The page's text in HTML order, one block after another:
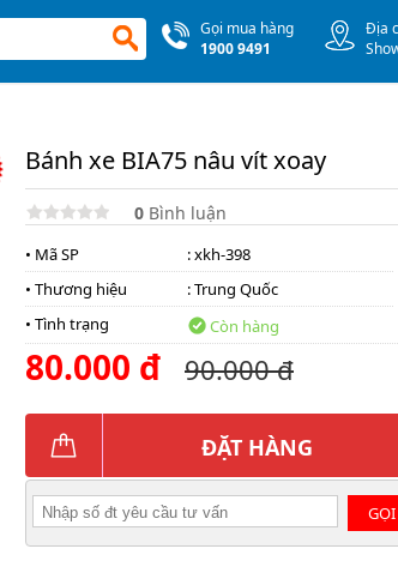
Gọi mua hàng
1900 9491
Địa
Bánh xe BIA75 nâu vít xoay
0 Bình luận
• Mã SP
: xkh-398
• Thương hiệu
:Trung Quốc
• Tình trạng
Còn hàng
80.000 đ 90.000 đ
ĐẶT HÀNG